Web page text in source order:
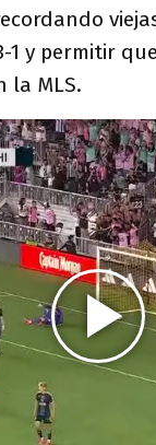
y permitir
la MLS.